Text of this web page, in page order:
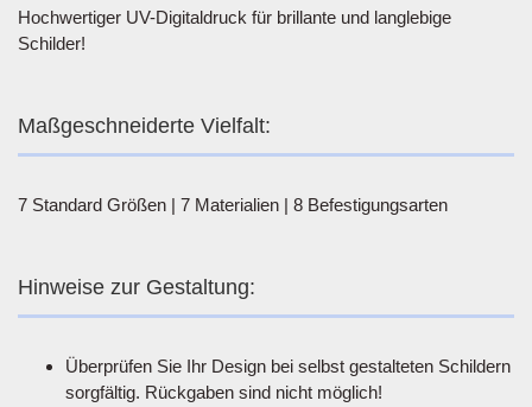
Hochwertiger UV-Digitaldruck für brillante und langlebige
Schilder!
Maßgeschneiderte Vielfalt:
7 Standard Größen | 7 Materialien | 8 Befestigungsarten
Hinweise zur Gestaltung:
Überprüfen Sie Ihr Design bei selbst gestalteten Schildern
sorgfältig. Rückgaben sind nicht möglich!